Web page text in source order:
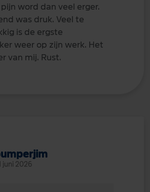
pijn word dan veel erger.
was druk. Veel te
is de ergste
weer op zijn werk. Het
van mij. Rust.
juni 2026